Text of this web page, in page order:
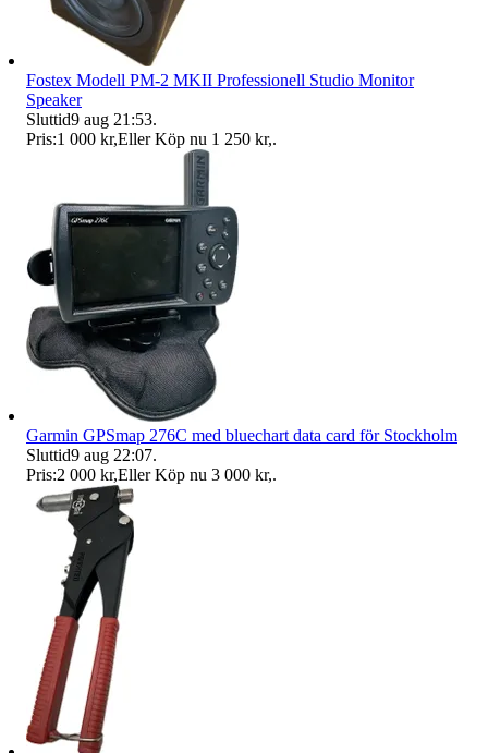
Fostex Modell PM-2 MKII Professionell Studio Monitor
Speaker
Sluttid9 aug 21:53.
Pris:1 000 kr,Eller Köp nu 1 250 kr,.
Garmin GPSmap 276C med bluechart data card för Stockholm
Sluttid9 aug 22:07.
Pris:2 000 kr,Eller Köp nu 3 000 kr,.